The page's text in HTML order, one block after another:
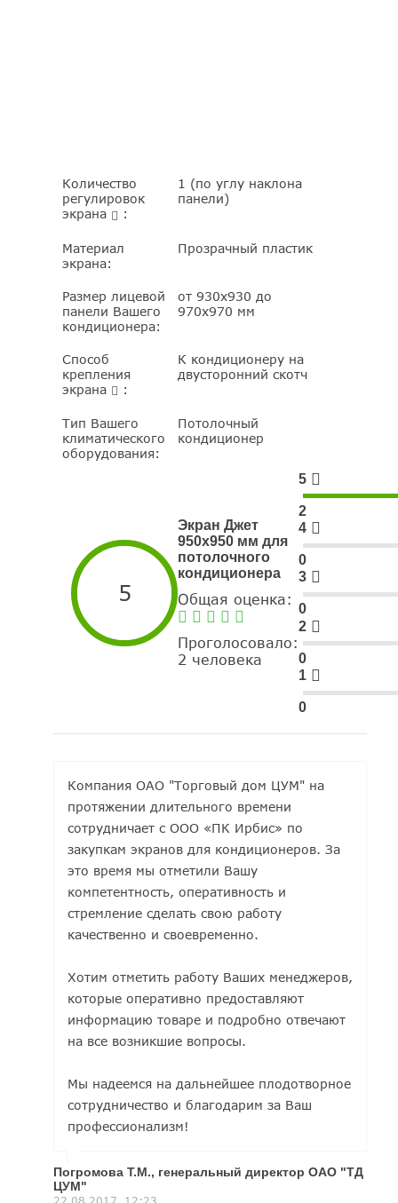
Количество
регулировок
экрана
:
1 (по углу наклона
панели)
Материал
экрана:
Прозрачный пластик
Размер лицевой
панели Вашего
кондиционера:
от 930х930 до
970х970 мм
Способ
крепления
экрана
:
К кондиционеру на
двусторонний скотч
Тип Вашего
климатического
оборудования:
Потолочный
кондиционер
5
Экран Джет
950х950 мм для
потолочного
кондиционера
Общая оценка:
Проголосовало:
2 человека
5
2
4
0
3
0
2
0
1
0
Компания ОАО "Торговый дом ЦУМ" на
протяжении длительного времени
сотрудничает с ООО «ПК Ирбис» по
закупкам экранов для кондиционеров. За
это время мы отметили Вашу
компетентность, оперативность и
стремление сделать свою работу
качественно и своевременно.
Хотим отметить работу Ваших менеджеров,
которые оперативно предоставляют
информацию товаре и подробно отвечают
на все возникшие вопросы.
Мы надеемся на дальнейшее плодотворное
сотрудничество и благодарим за Ваш
профессионализм!
Погромова Т.М., генеральный директор ОАО "ТД
ЦУМ"